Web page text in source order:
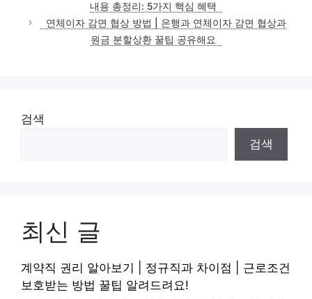
내용 총정리: 5가지 핵심 혜택
연체이자 감면 협상 방법 | 은행과 연체이자 감면 협상과
원금 분할상환 꿀팁 공유해요
검색
검색
최신 글
계약직 권리 알아보기 | 정규직과 차이점 | 근로조건
보호받는 방법 꿀팁 알려드려요!